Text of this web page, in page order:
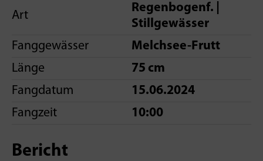
Art
Regenbogenf. |
Stillgewässer
Fanggewässer
Melchsee-Frutt
Länge
75 cm
Fangdatum
15.06.2024
Fangzeit
10:00
Bericht